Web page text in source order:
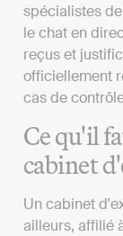
spécialistes
le chat en
reçus et
officiellement
cas de
Ce qu'il
cabinet
Un cabinet
ailleurs, affilié